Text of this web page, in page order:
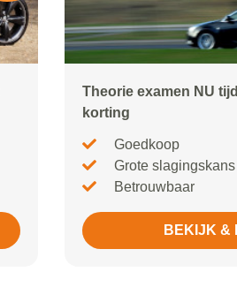
Theorie examen NU
korting
Goedkoop
Grote slagingskans
Betrouwbaar
BEKIJK &